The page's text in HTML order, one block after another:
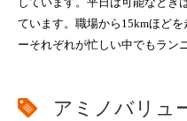
ています。職場から15kmほど
ーそれぞれが忙しい中でもラン
アミノバリュ